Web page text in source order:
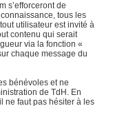
s’efforceront de
tous les
utilisateur est invité à
contenu qui serait
via la fonction «
chaque message du
bénévoles et ne
de TdH. En
ne faut pas hésiter à les